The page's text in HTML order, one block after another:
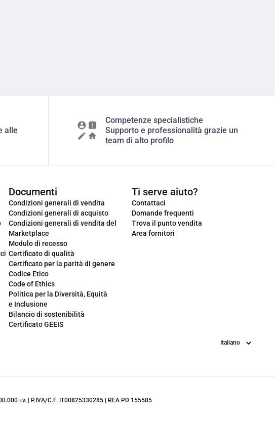
alle
Competenze specialistiche
Supporto e professionalità grazie un
team di alto profilo
Documenti
Condizioni generali di vendita
Condizioni generali di acquisto
Condizioni generali di vendita del
Marketplace
Modulo di recesso
Certificato di qualità
Certificato per la parità di genere
Codice Etico
Code of Ethics
Politica per la Diversità, Equità
e Inclusione
Bilancio di sostenibilità
Certificato GEEIS
Ti serve aiuto?
Contattaci
Domande frequenti
Trova il punto vendita
Area fornitori
Lingua
i.v. | P.IVA/C.F. IT00825330285 | REA PD 155585